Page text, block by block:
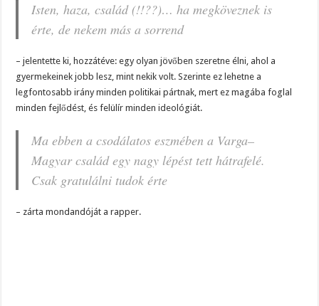
Isten, haza, család (!!??)… ha megköveznek is
érte, de nekem más a sorrend
– jelentette ki, hozzátéve: egy olyan jövőben szeretne élni, ahol a
gyermekeinek jobb lesz, mint nekik volt. Szerinte ez lehetne a
legfontosabb irány minden politikai pártnak, mert ez magába foglal
minden fejlődést, és felülír minden ideológiát.
Ma ebben a csodálatos eszmében a Varga–
Magyar család egy nagy lépést tett hátrafelé.
Csak gratulálni tudok érte
– zárta mondandóját a rapper.